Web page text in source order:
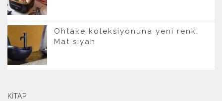
Ohtake koleksiyonuna yeni renk:
Mat siyah
KITAP